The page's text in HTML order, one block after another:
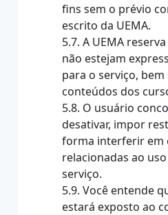
fins sem o prévio
escrito da UEMA.
5.7. A UEMA
não estejam
para o serviço,
conteúdos dos
5.8. O usuário
desativar, impor
forma interferir em
relacionadas ao
serviço.
5.9. Você entende
estará exposto ao